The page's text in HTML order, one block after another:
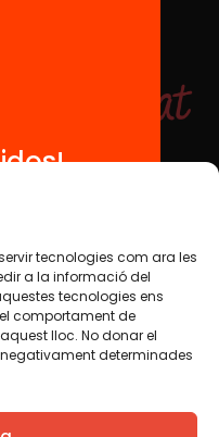
tecnologies com ara les
a la informació del
tecnologies ens
comportament de
lloc. No donar el
determinades
compartirse. Por eso